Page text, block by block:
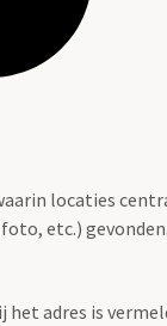
locaties
etc.) gevonden.
adres is